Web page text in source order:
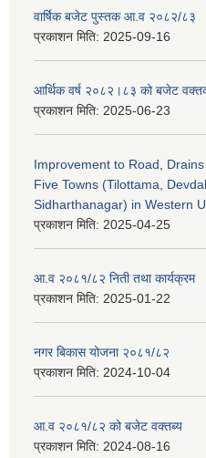
वार्षिक बजेट पुस्तक आ.व २०८२/८३
प्रकाशन मिति: 2025-09-16
आर्थिक वर्ष २०८२।८३ को बजेट
प्रकाशन मिति: 2025-06-23
Improvement to Road,
Five Towns (Tilottama,
Sidharthanagar) in Western
प्रकाशन मिति: 2025-04-25
आ.व २०८१/८२ निती तथा कार्यक्रम
प्रकाशन मिति: 2025-01-22
नगर बिकास योजना २०८१/८२
प्रकाशन मिति: 2024-10-04
आ.व २०८१/८२ को बजेट वक्तब्य
प्रकाशन मिति: 2024-08-16